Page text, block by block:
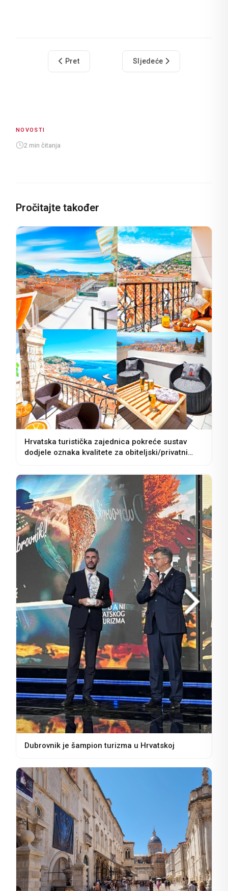
NOVOSTI
2 min čitanja
Prethodni članak: Maškarata ispod kuplja u
Pret Sljedeći članak: Dubrovnik
Sljedeće
Pročitajte također
Hrvatska turistička zajednica pokreće sustav
dodjele oznaka kvalitete za obiteljski/privatni
Dubrovnik je šampion turizma u Hrvatskoj